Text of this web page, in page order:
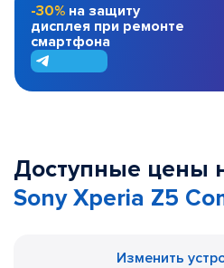
-30% на защиту
дисплея при ремонте
смартфона
Доступные цены
Sony Xperia Z5
Изменить